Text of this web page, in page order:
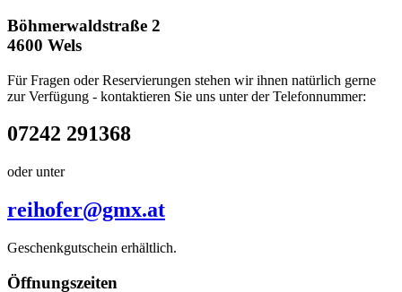
Böhmerwaldstraße 2
4600 Wels
Für Fragen oder Reservierungen stehen wir ihnen natürlich gerne
zur Verfügung - kontaktieren Sie uns unter der Telefonnummer:
07242 291368
oder unter
reihofer@gmx.at
Geschenkgutschein erhältlich.
Öffnungszeiten